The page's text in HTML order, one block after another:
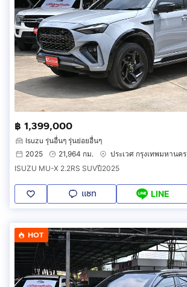
฿ 1,399,000
Isuzu รุ่นอื่นๆ รุ่นย่อยอื่นๆ
2025
21,964 กม.
ประเวศ กรุงเทพมหานคร
ISUZU MU-X 2.2RS SUVปี2025
แชท LINE
HOT